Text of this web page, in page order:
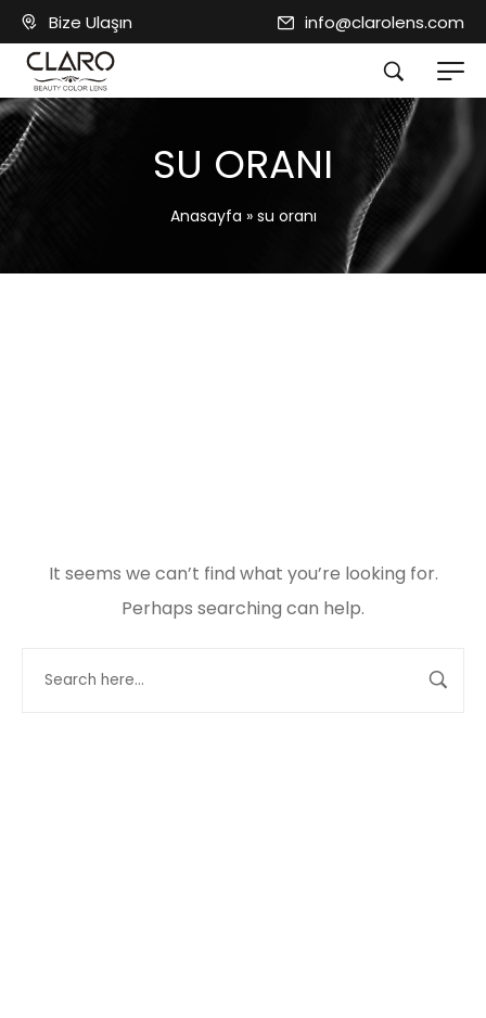
Bize Ulaşın info@clarolens.com
SU ORANI
Anasayfa » su oranı
It seems we can’t find what you’re looking for.
Perhaps searching can help.